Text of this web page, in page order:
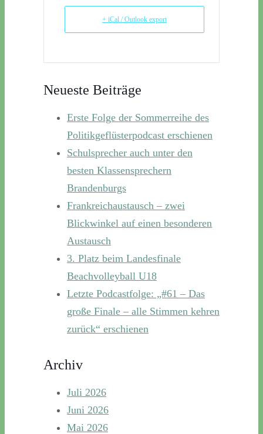
+ iCal / Outlook export
Neueste Beiträge
Erste Folge der Sommerreihe des
Politikgeflüsterpodcast erschienen
Schulsprecher auch unter den
besten Klassensprechern
Brandenburgs
Frankreichaustausch – zwei
Blickwinkel auf einen besonderen
Austausch
3. Platz beim Landesfinale
Beachvolleyball U18
Letzte Podcastfolge: „#61 – Das
große Finale – alle Stimmen kehren
zurück“ erschienen
Archiv
Juli 2026
Juni 2026
Mai 2026